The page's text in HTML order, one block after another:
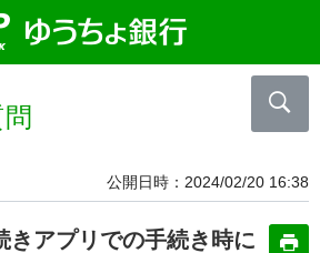
公開日時 2024/02/20 16:38
きアプリでの手続き時に